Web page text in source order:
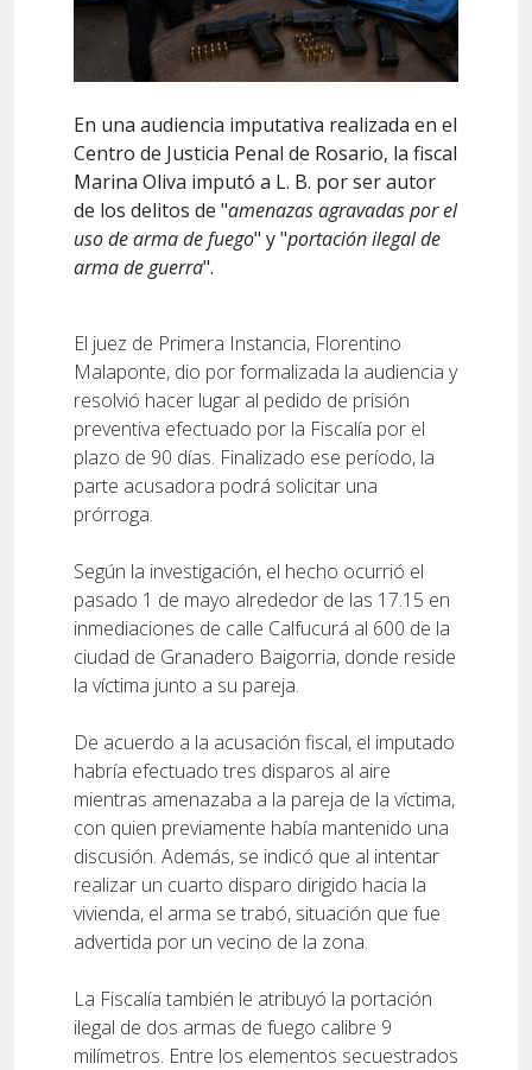
En una audiencia imputativa realizada en el
Centro de Justicia Penal de Rosario, la fiscal
Marina Oliva imputó a L. B. por ser autor
de los delitos de "amenazas agravadas por el
uso de arma de fuego" y "portación ilegal de
arma de guerra".
El juez de Primera Instancia, Florentino
Malaponte, dio por formalizada la audiencia y
resolvió hacer lugar al pedido de prisión
preventiva efectuado por la Fiscalía por el
plazo de 90 días. Finalizado ese período, la
parte acusadora podrá solicitar una
prórroga.
Según la investigación, el hecho ocurrió el
pasado 1 de mayo alrededor de las 17.15 en
inmediaciones de calle Calfucurá al 600 de la
ciudad de Granadero Baigorria, donde reside
la víctima junto a su pareja.
De acuerdo a la acusación fiscal, el imputado
habría efectuado tres disparos al aire
mientras amenazaba a la pareja de la víctima,
con quien previamente había mantenido una
discusión. Además, se indicó que al intentar
realizar un cuarto disparo dirigido hacia la
vivienda, el arma se trabó, situación que fue
advertida por un vecino de la zona.
La Fiscalía también le atribuyó la portación
ilegal de dos armas de fuego calibre 9
milímetros. Entre los elementos secuestrados